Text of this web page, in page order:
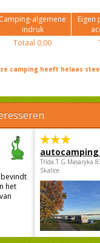
Camping-algemene
indruk
Eigen
Totaal 0,00
camping heeft helaas
het
autocamping
Třída.T.G.Masaryka
Skalice